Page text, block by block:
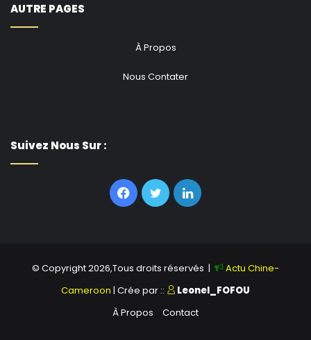
AUTRE PAGES
À Propos
Nous Contater
Suivez Nous Sur :
Facebook
TwitterLinkedin
© Copyright 2026,Tous droits réservés |
Actu Chine-
Cameroon | Crée par ::
Leonel_FOFOU
À Propos
Contact